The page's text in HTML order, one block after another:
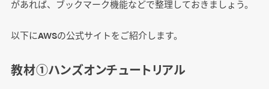
があれば、ブックマーク機能などで整理しておきましょう。
以下にAWSの公式サイトをご紹介します。
教材①ハンズオンチュートリアル